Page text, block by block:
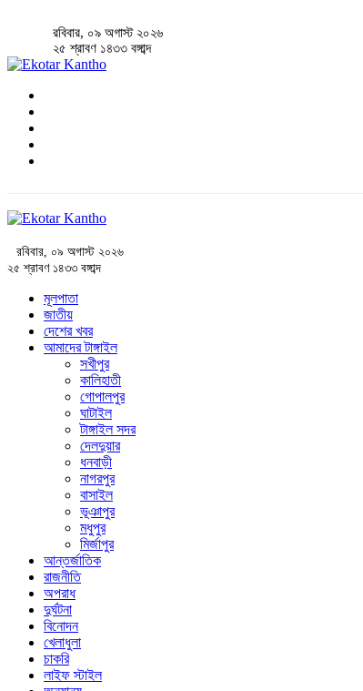
রবিবার, ০৯ অগাস্ট ২০২৬
২৫ শ্রাবণ ১৪৩৩ বঙ্গাব্দ
রবিবার, ০৯ অগাস্ট ২০২৬
২৫ শ্রাবণ ১৪৩৩ বঙ্গাব্দ
মূলপাতা
জাতীয়
দেশের খবর
আমাদের টাঙ্গাইল
সখীপুর
কালিহাতী
গোপালপুর
ঘাটাইল
টাঙ্গাইল সদর
দেলদুয়ার
ধনবাড়ী
নাগরপুর
বাসাইল
ভূঞাপুর
মধুপুর
মির্জাপুর
আন্তর্জাতিক
রাজনীতি
অপরাধ
দুর্ঘটনা
বিনোদন
খেলাধুলা
চাকরি
লাইফ স্টাইল